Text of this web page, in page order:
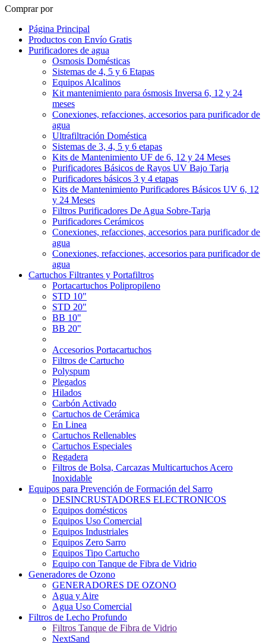
Comprar por
Página Principal
Productos con Envío Gratis
Purificadores de agua
Osmosis Domésticas
Sistemas de 4, 5 y 6 Etapas
Equipos Alcalinos
Kit mantenimiento para ósmosis Inversa 6, 12 y 24
meses
Conexiones, refacciones, accesorios para purificador de
agua
Ultrafiltración Doméstica
Sistemas de 3, 4, 5 y 6 etapas
Kits de Mantenimiento UF de 6, 12 y 24 Meses
Purificadores Básicos de Rayos UV Bajo Tarja
Purificadores básicos 3 y 4 etapas
Kits de Mantenimiento Purificadores Básicos UV 6, 12
y 24 Meses
Filtros Purificadores De Agua Sobre-Tarja
Purificadores Cerámicos
Conexiones, refacciones, accesorios para purificador de
agua
Conexiones, refacciones, accesorios para purificador de
agua
Cartuchos Filtrantes y Portafiltros
Portacartuchos Polipropileno
STD 10"
STD 20"
BB 10"
BB 20"
Accesorios Portacartuchos
Filtros de Cartucho
Polyspum
Plegados
Hilados
Carbón Activado
Cartuchos de Cerámica
En Linea
Cartuchos Rellenables
Cartuchos Especiales
Regadera
Filtros de Bolsa, Carcazas Multicartuchos Acero
Inoxidable
Equipos para Prevención de Formación del Sarro
DESINCRUSTADORES ELECTRONICOS
Equipos domésticos
Equipos Uso Comercial
Equipos Industriales
Equipos Zero Sarro
Equipos Tipo Cartucho
Equipo con Tanque de Fibra de Vidrio
Generadores de Ozono
GENERADORES DE OZONO
Agua y Aire
Agua Uso Comercial
Filtros de Lecho Profundo
Filtros Tanque de Fibra de Vidrio
NextSand